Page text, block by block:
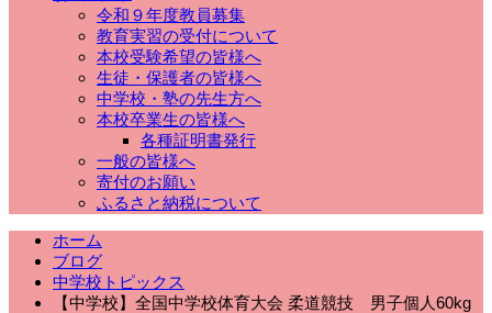
令和９年度教員募集
教育実習の受付について
本校受験希望の皆様へ
生徒・保護者の皆様へ
中学校・塾の先生方へ
本校卒業生の皆様へ
各種証明書発行
一般の皆様へ
寄付のお願い
ふるさと納税について
ホーム
ブログ
中学校トピックス
【中学校】全国中学校体育大会 柔道競技 男子個人60kg